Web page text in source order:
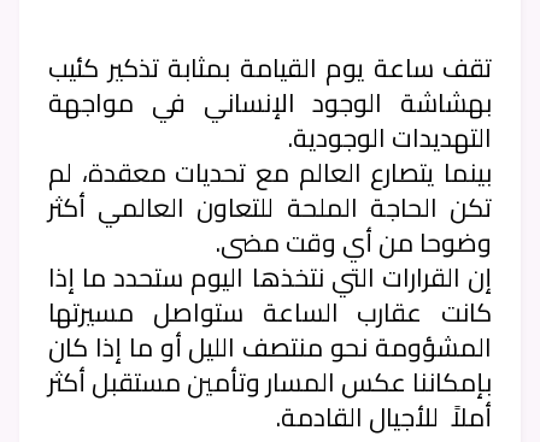
تقف ساعة يوم القيامة بمثابة تذكير كئيب
بهشاشة الوجود الإنساني في مواجهة
التهديدات الوجودية.
بينما يتصارع العالم مع تحديات معقدة، لم
تكن الحاجة الملحة للتعاون العالمي أكثر
وضوحا من أي وقت مضى.
إن القرارات التي نتخذها اليوم ستحدد ما إذا
كانت عقارب الساعة ستواصل مسيرتها
المشؤومة نحو منتصف الليل أو ما إذا كان
بإمكاننا عكس المسار وتأمين مستقبل أكثر
أملاً للأجيال القادمة.